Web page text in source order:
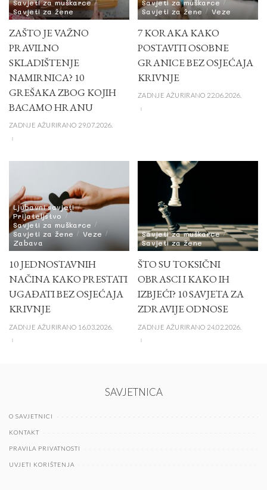
Savjeti za muškarce
Savjeti za žene
ZAŠTO JE VAŽNO
PRAVILNO
SKLADIŠTENJE
NAMIRNICA? 10
GREŠAKA ZBOG KOJIH
BACAMO HRANU
ZADNJE AŽURIRANO 29.07.2026.
Savjeti za muškarce
Savjeti za žene
Veze
7 KORAKA KAKO
POSTAVITI OSOBNE
GRANICE BEZ OSJEĆAJA
KRIVNJE
ZADNJE AŽURIRANO 22.06.2026.
Ljubavni savjeti
Prijateljstvo
Savjeti za muškarce
Savjeti za žene
Veze
Zabava
10 JEDNOSTAVNIH
NAČINA KAKO PRESTATI
UGAĐATI BEZ OSJEĆAJA
KRIVNJE
ZADNJE AŽURIRANO 16.03.2026.
Savjeti za muškarce
Savjeti za žene
ŠTO SU TOKSIČNI
OBRASCI I KAKO IH
IZBJEĆI? 10 SAVJETA ZA
ZDRAVIJE ODNOSE
ZADNJE AŽURIRANO 24.02.2026.
SAVJETNICA
O SAVJETNICI
KONTAKT
PRAVILA PRIVATNOSTI
UVJETI KORIŠTENJA